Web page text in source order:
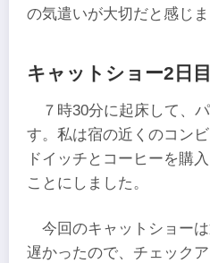
の気遣いが大切だと感じま
キャットショー2日目
７時30分に起床して、
す。私は宿の近くのコン
ドイッチとコーヒーを購
ことにしました。
今回のキャットショー
遅かったので、チェック